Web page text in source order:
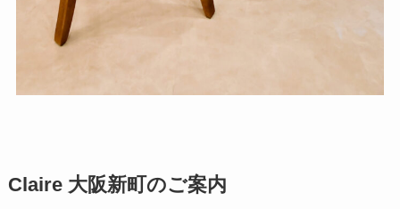
Claire 大阪新町のご案内